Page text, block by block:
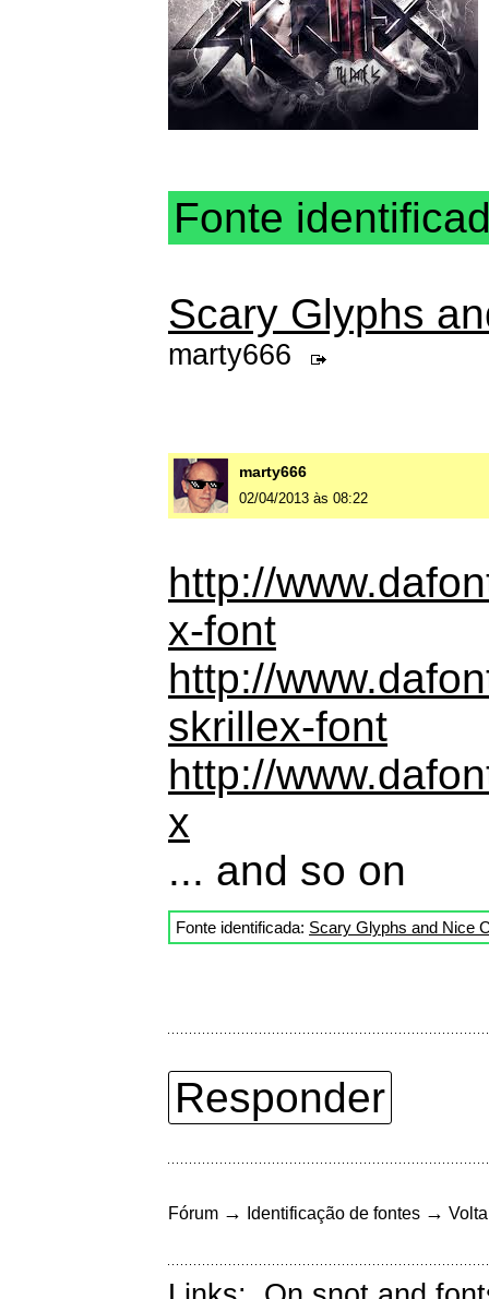
Fonte
Scary Glyphs
marty666
marty666
02/04/2013 às 08:22
http://
x-font
http://
skrillex-font
http://
x
... and so on
Fonte identificada: Scary Glyphs and Nice
Responder
Fórum → Identificação de fontes →